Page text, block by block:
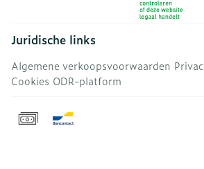
Juridische links
Algemene verkoopsvoorwaarden
Cookies ODR-platform